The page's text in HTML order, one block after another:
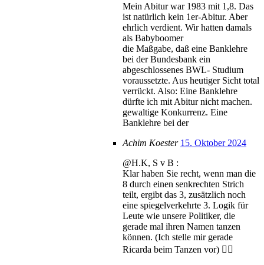
Mein Abitur war 1983 mit 1,8. Das
ist natürlich kein 1er-Abitur. Aber
ehrlich verdient. Wir hatten damals
als Babyboomer
die Maßgabe, daß eine Banklehre
bei der Bundesbank ein
abgeschlossenes BWL- Studium
voraussetzte. Aus heutiger Sicht total
verrückt. Also: Eine Banklehre
dürfte ich mit Abitur nicht machen.
gewaltige Konkurrenz. Eine
Banklehre bei der
Achim Koester 15. Oktober 2024
@H.K, S v B :
Klar haben Sie recht, wenn man die
8 durch einen senkrechten Strich
teilt, ergibt das 3, zusätzlich noch
eine spiegelverkehrte 3. Logik für
Leute wie unsere Politiker, die
gerade mal ihren Namen tanzen
können. (Ich stelle mir gerade
Ricarda beim Tanzen vor) 👯‍♀️